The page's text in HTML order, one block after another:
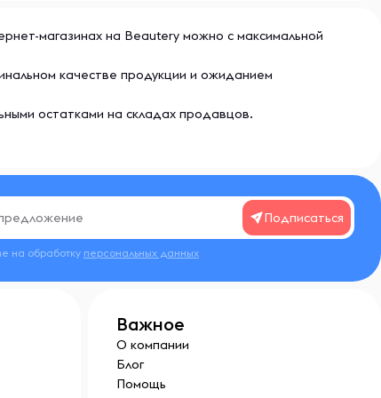
магазинах на Beautery можно с максимальной
качестве продукции и ожиданием
остатками на складах продавцов.
Подписаться
на обработку персональных данных
Важное
О компании
Блог
Помощь